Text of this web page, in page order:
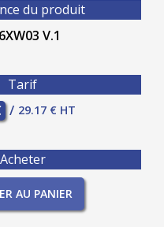
du produit
V.1
Tarif
/ 29.17 € HT
Acheter
AU PANIER